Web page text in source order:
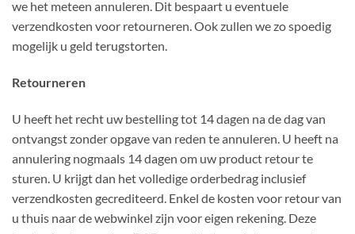
we het meteen annuleren. Dit bespaart u eventuele
verzendkosten voor retourneren. Ook zullen we zo spoedig
mogelijk u geld terugstorten.
Retourneren
U heeft het recht uw bestelling tot 14 dagen na de dag van
ontvangst zonder opgave van reden te annuleren. U heeft na
annulering nogmaals 14 dagen om uw product retour te
sturen. U krijgt dan het volledige orderbedrag inclusief
verzendkosten gecrediteerd. Enkel de kosten voor retour van
u thuis naar de webwinkel zijn voor eigen rekening. Deze